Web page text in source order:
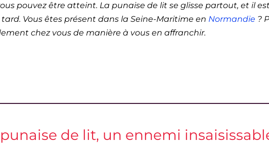
pouvez être atteint. La punaise de lit se glisse partout, et il est
Vous êtes présent dans la Seine-Maritime en Normandie ?
chez vous de manière à vous en affranchir.
de lit, un ennemi